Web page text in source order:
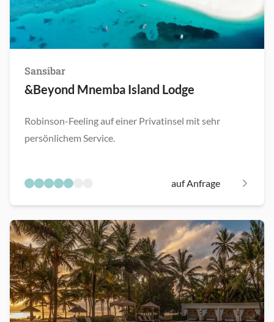
Sansibar
&Beyond Mnemba Island Lodge
Robinson-Feeling auf einer Privatinsel mit sehr
persönlichem Service.
auf Anfrage